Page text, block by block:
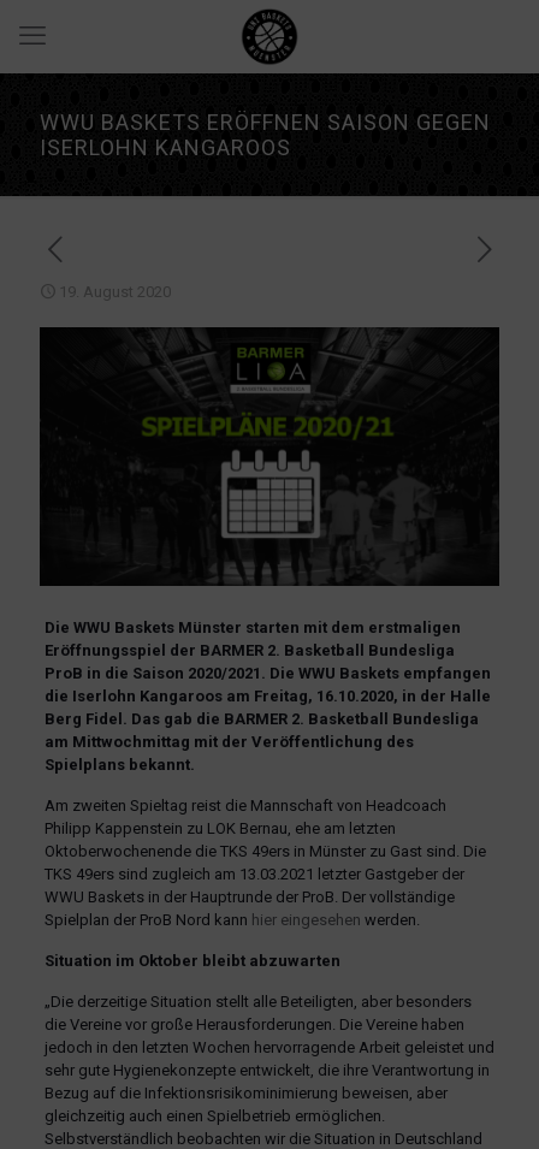
WWU BASKETS ERÖFFNEN SAISON GEGEN
ISERLOHN KANGAROOS
19. August 2020
Die WWU Baskets Münster starten mit dem erstmaligen
Eröffnungsspiel der BARMER 2. Basketball Bundesliga
ProB in die Saison 2020/2021. Die WWU Baskets empfangen
die Iserlohn Kangaroos am Freitag, 16.10.2020, in der Halle
Berg Fidel. Das gab die BARMER 2. Basketball Bundesliga
am Mittwochmittag mit der Veröffentlichung des
Spielplans bekannt.
Am zweiten Spieltag reist die Mannschaft von Headcoach
Philipp Kappenstein zu LOK Bernau, ehe am letzten
Oktoberwochenende die TKS 49ers in Münster zu Gast sind. Die
TKS 49ers sind zugleich am 13.03.2021 letzter Gastgeber der
WWU Baskets in der Hauptrunde der ProB. Der vollständige
Spielplan der ProB Nord kann hier eingesehen werden.
Situation im Oktober bleibt abzuwarten
„Die derzeitige Situation stellt alle Beteiligten, aber besonders
die Vereine vor große Herausforderungen. Die Vereine haben
jedoch in den letzten Wochen hervorragende Arbeit geleistet und
sehr gute Hygienekonzepte entwickelt, die ihre Verantwortung in
Bezug auf die Infektionsrisikominimierung beweisen, aber
gleichzeitig auch einen Spielbetrieb ermöglichen.
Selbstverständlich beobachten wir die Situation in Deutschland